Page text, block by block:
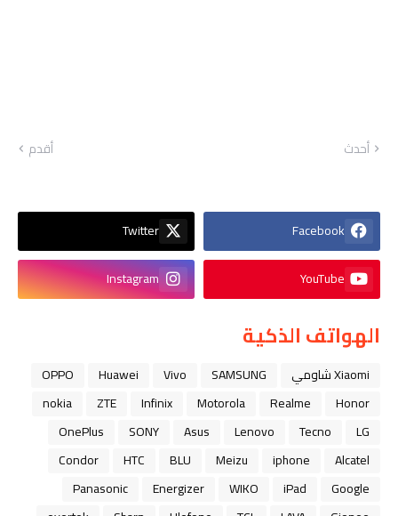
أحدث أقدم
Facebook
Twitter
YouTube
Instagram
الهواتف الذكية
Xiaomi شاومي SAMSUNG
Vivo
Huawei
OPPO
Honor
Realme
Motorola
Infinix
ZTE
nokia
LG
Tecno
Lenovo
Asus
SONY
OnePlus
Alcatel
iphone
Meizu
BLU
HTC
Condor
Google
iPad
WIKO
Energizer
Panasonic